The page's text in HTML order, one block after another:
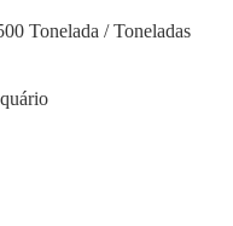
Tonelada / Toneladas